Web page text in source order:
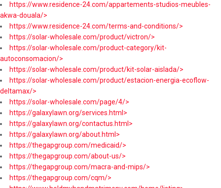
https://www.residence-24.com/appartements-studios-meubles-
akwa-douala/>
https://www.residence-24.com/terms-and-conditions/>
https://solar-wholesale.com/product/victron/>
https://solar-wholesale.com/product-category/kit-
autoconsomacion/>
https://solar-wholesale.com/product/kit-solar-aislada/>
https://solar-wholesale.com/product/estacion-energia-ecoflow-
deltamax/>
https://solar-wholesale.com/page/4/>
https://galaxylawn.org/services.html>
https://galaxylawn.org/contactus.html>
https://galaxylawn.org/about.html>
https://thegapgroup.com/medicaid/>
https://thegapgroup.com/about-us/>
https://thegapgroup.com/macra-and-mips/>
https://thegapgroup.com/cqm/>